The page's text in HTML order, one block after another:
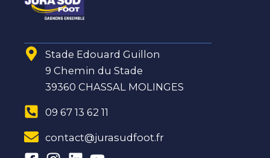
Stade Edouard Guillon
9 Chemin du Stade
39360 CHASSAL MOLINGES
09 67 13 62 11
contact@jurasudfoot.fr